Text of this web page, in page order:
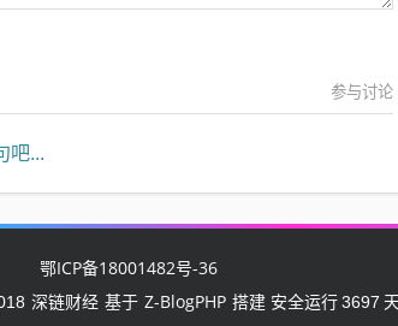
参与讨论
吧...
鄂ICP备18001482号-36
深链财经 基于 Z-BlogPHP 搭建 安全运行3697